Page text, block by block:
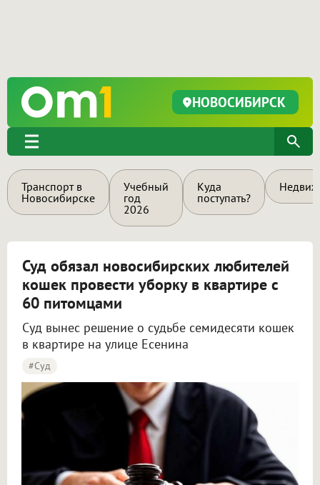
НОВОСИБИРСК
Транспорт в
Новосибирске
Учебный
год
2026
Куда
поступать?
Суд обязал новосибирских любителей
кошек провести уборку в квартире с
60 питомцами
Суд вынес решение о судьбе семидесяти кошек
в квартире на улице Есенина
#Суд